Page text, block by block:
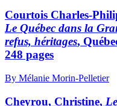
Courtois Charles-
Le Québec dans la
refus, héritages,
248 pages
By Mélanie Morin-Pelletier
Cheyrou, Christine,